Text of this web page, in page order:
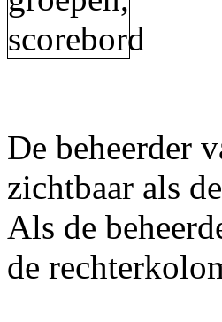
De beheerder
zichtbaar als
Als de
de